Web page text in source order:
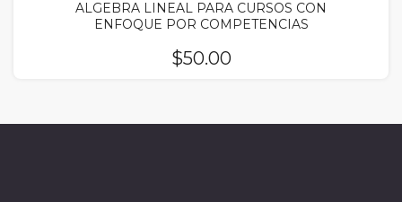
ALGEBRA LINEAL PARA CURSOS CON
ENFOQUE POR COMPETENCIAS
$50.00